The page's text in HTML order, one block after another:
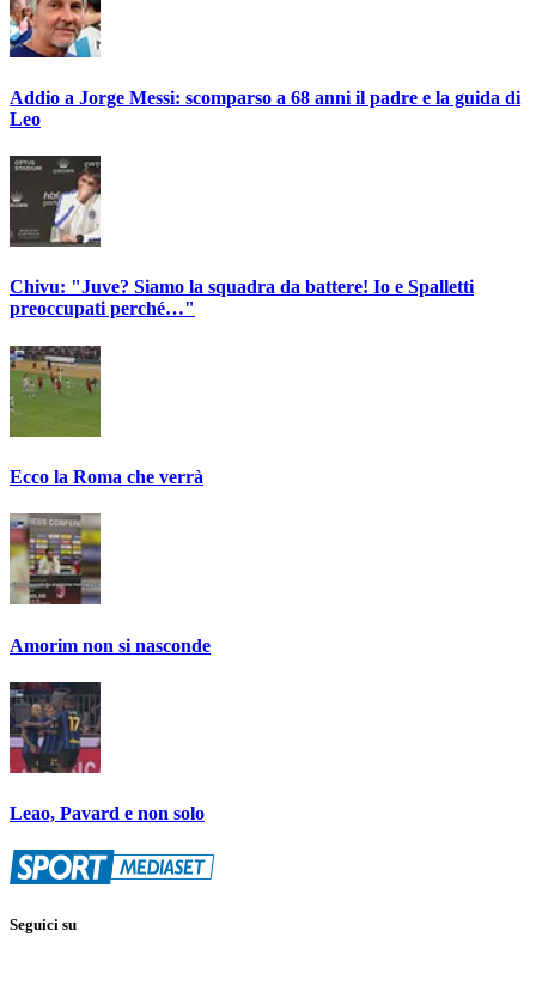
Addio a Jorge Messi: scomparso a 68 anni il padre e la guida di
Leo
Chivu: "Juve? Siamo la squadra da battere! Io e Spalletti
preoccupati perché…"
Ecco la Roma che verrà
Amorim non si nasconde
Leao, Pavard e non solo
Seguici su